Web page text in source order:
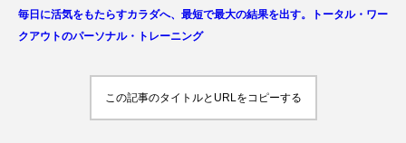
毎日に活気をもたらすカラダへ、最短で最大の結果を出す。トータル・ワー
クアウトのパーソナル・トレーニング
この記事のタイトルとURLをコピーする